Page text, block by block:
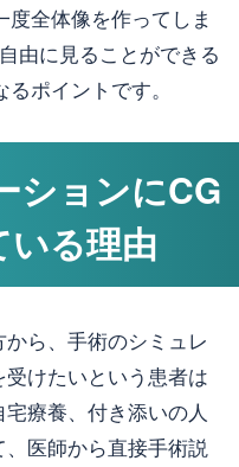
度全体像を作ってしま
由に見ることができる
ポイントです。
ションにCG
いる理由
ら、手術のシミュレ
けたいという患者は
療養、付き添いの人
医師から直接手術説